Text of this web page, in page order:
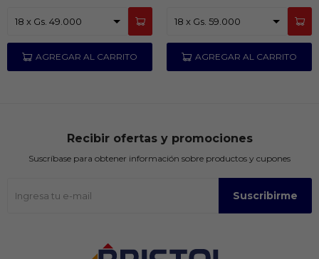
Recibir ofertas y promociones
Suscríbase para obtener información sobre productos y cupones
Suscribirme